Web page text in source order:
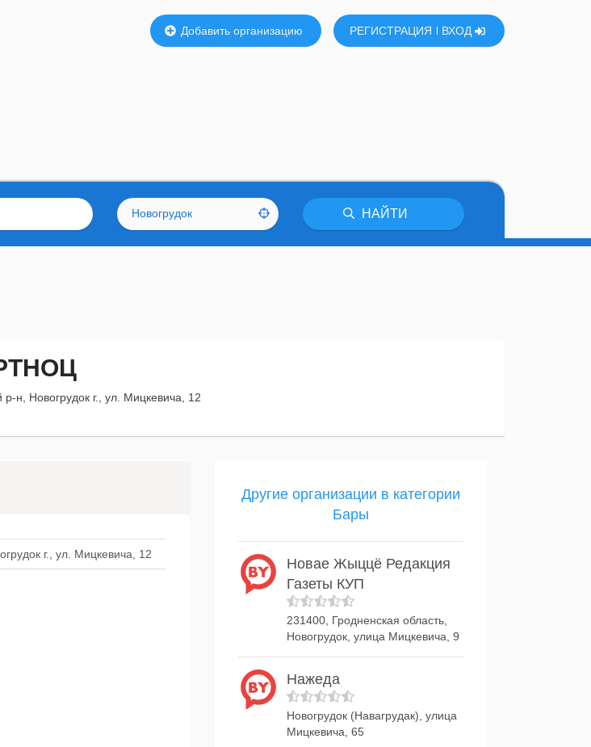
Добавить организацию РЕГИСТРАЦИЯ ВХОД
Новогрудок НАЙТИ
н, Новогрудок г., ул. Мицкевича, 12
г., ул. Мицкевича, 12
Другие организации в категории
Бары
Новае Жыццё Редакция
Газеты КУП
231400, Гродненская область,
Новогрудок, улица Мицкевича, 9
Нажеда
Новогрудок (Навагрудак), улица
Мицкевича, 65